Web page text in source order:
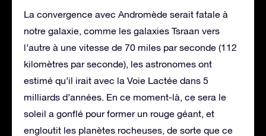
La convergence avec Andromède serait fatale à
notre galaxie, comme les galaxies Tsraan vers
l’autre à une vitesse de 70 miles par seconde (112
kilomètres par seconde), les astronomes ont
estimé qu’il irait avec la Voie Lactée dans 5
milliards d’années. En ce moment-là, ce sera le
soleil a gonflé pour former un rouge géant, et
engloutit les planètes rocheuses, de sorte que ce